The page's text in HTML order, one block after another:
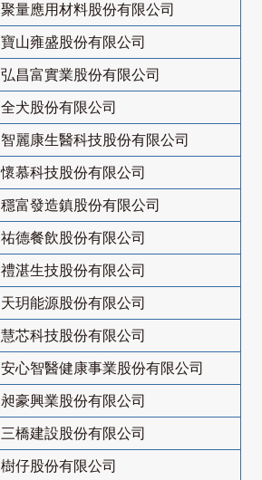
聚量應用材料股份有限公司
寶山雍盛股份有限公司
弘昌富實業股份有限公司
全犬股份有限公司
智麗康生醫科技股份有限公司
懷慕科技股份有限公司
穩富發造鎮股份有限公司
祐德餐飲股份有限公司
禮湛生技股份有限公司
天玥能源股份有限公司
慧芯科技股份有限公司
安心智醫健康事業股份有限公司
昶豪興業股份有限公司
三橋建設股份有限公司
樹仔股份有限公司